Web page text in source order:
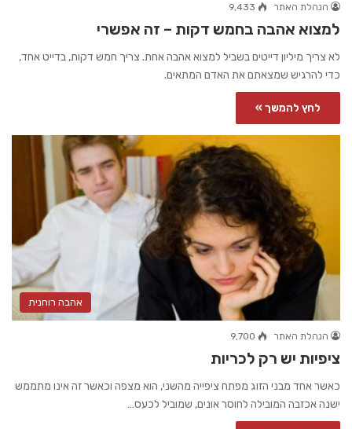
הנהלת האתר 9,433
למצוא אהבה בחמש דקות – זה אפשרי
לא צריך מיליון דייטים בשביל למצוא אהבה אחת. צריך חמש דקות, בדייט אחד,
כדי להרגיש שמצאתם את האדם המתאים.
לחץ להמשך »
אהבה רוחנית
הנהלת האתר 9,700
ציפיות יש רק לכריות
כאשר אחד מבני הזוג מפתח ציפייה מהשני, הוא מצפה וכאשר זה אינו מתממש
ישנה אכזבה המובילה לחוסר אונים, שמוביל לכעס…